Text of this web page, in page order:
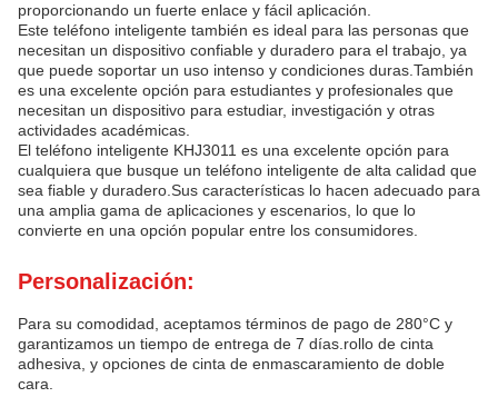
proporcionando un fuerte enlace y fácil aplicación.
Este teléfono inteligente también es ideal para las personas que
necesitan un dispositivo confiable y duradero para el trabajo, ya
que puede soportar un uso intenso y condiciones duras.También
es una excelente opción para estudiantes y profesionales que
necesitan un dispositivo para estudiar, investigación y otras
actividades académicas.
El teléfono inteligente KHJ3011 es una excelente opción para
cualquiera que busque un teléfono inteligente de alta calidad que
sea fiable y duradero.Sus características lo hacen adecuado para
una amplia gama de aplicaciones y escenarios, lo que lo
convierte en una opción popular entre los consumidores.
Personalización:
Para su comodidad, aceptamos términos de pago de 280°C y
garantizamos un tiempo de entrega de 7 días.rollo de cinta
adhesiva, y opciones de cinta de enmascaramiento de doble
cara.